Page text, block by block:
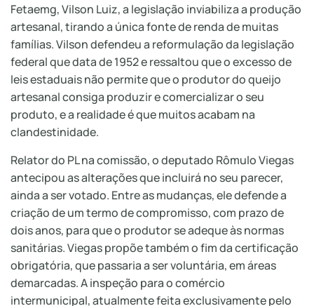
Fetaemg, Vilson Luiz, a legislação inviabiliza a produção
artesanal, tirando a única fonte de renda de muitas
famílias. Vilson defendeu a reformulação da legislação
federal que data de 1952 e ressaltou que o excesso de
leis estaduais não permite que o produtor do queijo
artesanal consiga produzir e comercializar o seu
produto, e a realidade é que muitos acabam na
clandestinidade.
Relator do PL na comissão, o deputado Rômulo Viegas
antecipou as alterações que incluirá no seu parecer,
ainda a ser votado. Entre as mudanças, ele defende a
criação de um termo de compromisso, com prazo de
dois anos, para que o produtor se adeque às normas
sanitárias. Viegas propõe também o fim da certificação
obrigatória, que passaria a ser voluntária, em áreas
demarcadas. A inspeção para o comércio
intermunicipal, atualmente feita exclusivamente pelo